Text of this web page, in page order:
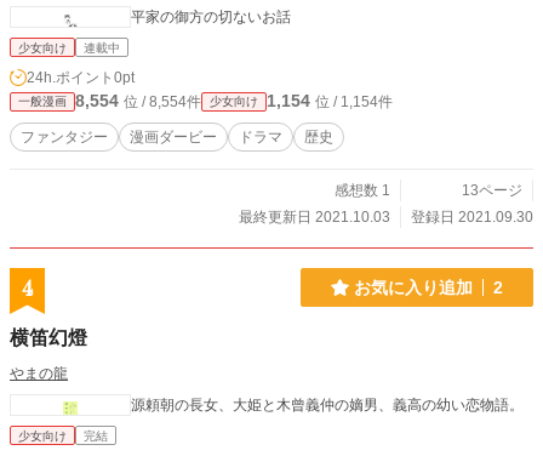
平家の御方の切ないお話
少女向け 連載中
24h.ポイント 0pt
一般漫画 8,554 位 / 8,554件 少女向け 1,154 位 / 1,154件
ファンタジー 漫画ダービー ドラマ 歴史
感想数 1
13ページ
最終更新日 2021.10.03
登録日 2021.09.30
4 お気に入り追加 2
横笛幻燈
やまの龍
源頼朝の長女、大姫と木曾義仲の嫡男、義高の幼い恋物語。
少女向け 完結